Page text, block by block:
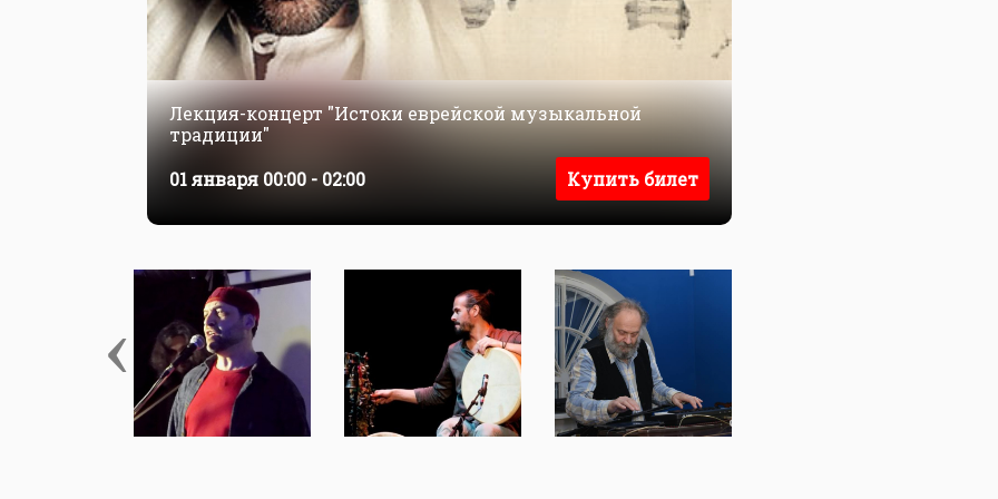
Лекция-концерт "Истоки еврейской музыкальной
традиции"
01 января 00:00 - 02:00 Купить билет
‹